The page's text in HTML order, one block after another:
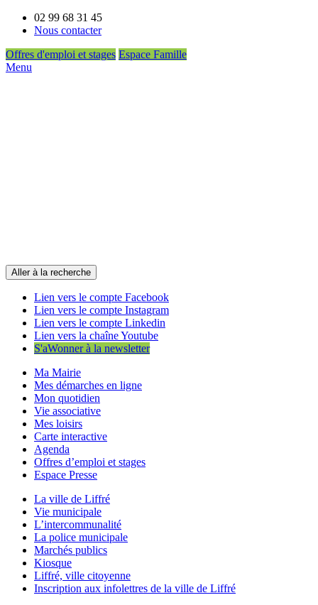
02 99 68 31 45
Nous contacter
Offres d'emploi et stages Espace Famille
Menu
Aller à la recherche
Lien vers le compte Facebook
Lien vers le compte Instagram
Lien vers le compte Linkedin
Lien vers la chaîne Youtube
S'aWonner à la newsletter
Ma Mairie
Mes démarches en ligne
Mon quotidien
Vie associative
Mes loisirs
Carte interactive
Agenda
Offres d’emploi et stages
Espace Presse
La ville de Liffré
Vie municipale
L’intercommunalité
La police municipale
Marchés publics
Kiosque
Liffré, ville citoyenne
Inscription aux infolettres de la ville de Liffré